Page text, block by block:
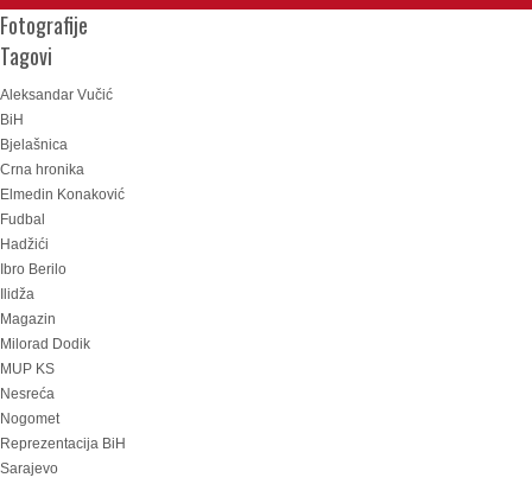
Fotografije
Tagovi
Aleksandar Vučić
BiH
Bjelašnica
Crna hronika
Elmedin Konaković
Fudbal
Hadžići
Ibro Berilo
Ilidža
Magazin
Milorad Dodik
MUP KS
Nesreća
Nogomet
Reprezentacija BiH
Sarajevo